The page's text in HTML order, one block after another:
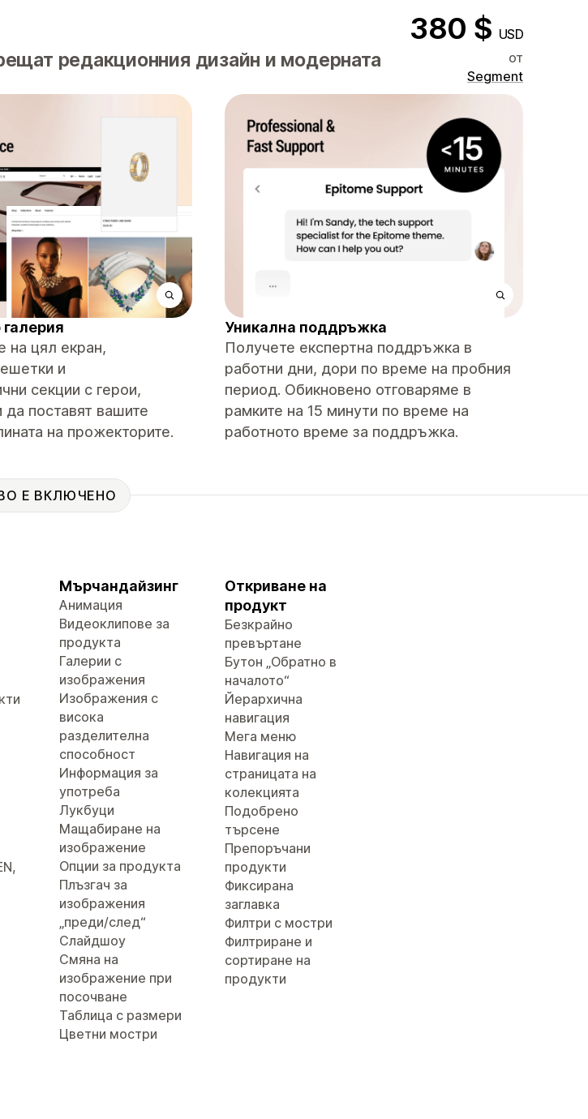
380 $ USD
редакционния дизайн и модерната
от
Segment
на цял екран,
и
секции с герои,
да поставят вашите
на прожекторите.
Уникална поддръжка
Получете експертна поддръжка в
работни дни, дори по време на пробния
период. Обикновено отговаряме в
рамките на 15 минути по време на
работното време за поддръжка.
Е ВКЛЮЧЕНО
Мърчандайзинг
Анимация
Видеоклипове за
продукта
Галерии с
изображения
Изображения с
висока
разделителна
способност
Информация за
употреба
Лукбуци
Мащабиране на
изображение
Опции за продукта
Плъзгач за
изображения
„преди/след“
Слайдшоу
Смяна на
изображение при
посочване
Таблица с размери
Цветни мостри
Откриване на
продукт
Безкрайно
превъртане
Бутон „Обратно в
началото“
Йерархична
навигация
Мега меню
Навигация на
страницата на
колекцията
Подобрено
търсене
Препоръчани
продукти
Фиксирана
заглавка
Филтри с мостри
Филтриране и
сортиране на
продукти